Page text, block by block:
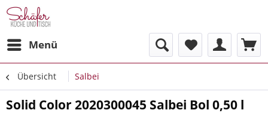
Menü
Übersicht Salbei
Solid Color 2020300045 Salbei Bol 0,50 l